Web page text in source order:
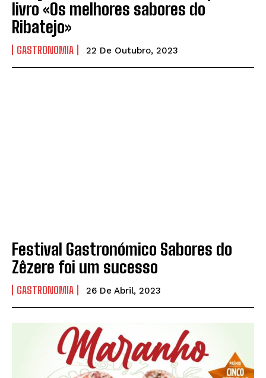
livro «Os melhores sabores do
Ribatejo»
GASTRONOMIA 22 De Outubro, 2023
Festival Gastronómico Sabores do
Zêzere foi um sucesso
GASTRONOMIA 26 De Abril, 2023